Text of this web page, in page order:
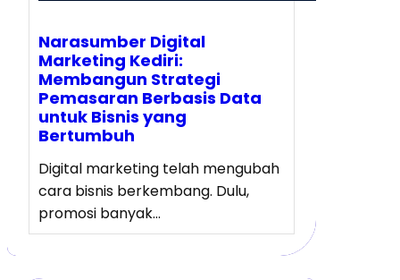
Narasumber Digital
Marketing Kediri:
Membangun Strategi
Pemasaran Berbasis Data
untuk Bisnis yang
Bertumbuh
Digital marketing telah mengubah
cara bisnis berkembang. Dulu,
promosi banyak…